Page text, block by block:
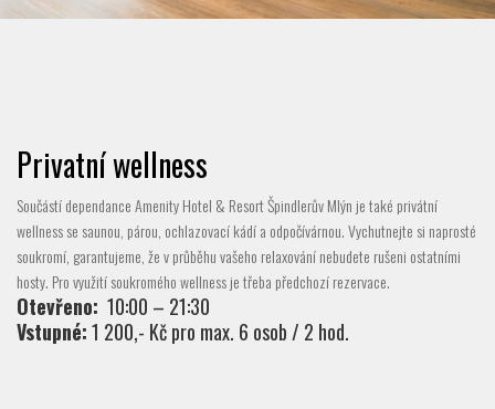
Privatní wellness
Součástí dependance Amenity Hotel & Resort Špindlerův Mlýn je také privátní
wellness se saunou, párou, ochlazovací kádí a odpočívárnou. Vychutnejte si naprosté
soukromí, garantujeme, že v průběhu vašeho relaxování nebudete rušeni ostatními
hosty. Pro využití soukromého wellness je třeba předchozí rezervace.
Otevřeno: 10:00 – 21:30
Vstupné:1 200,- Kč pro max. 6 osob / 2 hod.